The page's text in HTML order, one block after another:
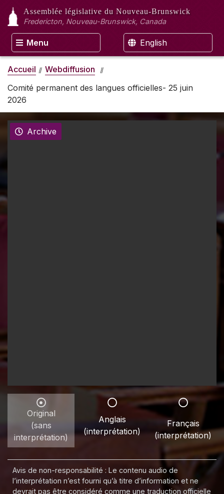
Assemblée législative du Nouveau-Brunswick
Fredericton, Nouveau-Brunswick, Canada
Menu English
Accueil
Webdiffusion
Comité permanent des langues officielles- 25 juin
2026
Archive
Original
(sans
interprétation)
Anglais
(interprétation)
Français
(interprétation)
Avis de non-responsabilité : Le contenu audio de
l’interprétation n’est fourni qu’à titre d’information et ne
devrait pas être considéré comme une traduction officielle